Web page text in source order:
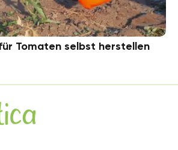
Tomaten selbst herstellen